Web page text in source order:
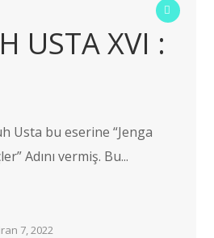
USTA XVI :
Usta bu eserine “Jenga
Adını vermiş. Bu...
7, 2022